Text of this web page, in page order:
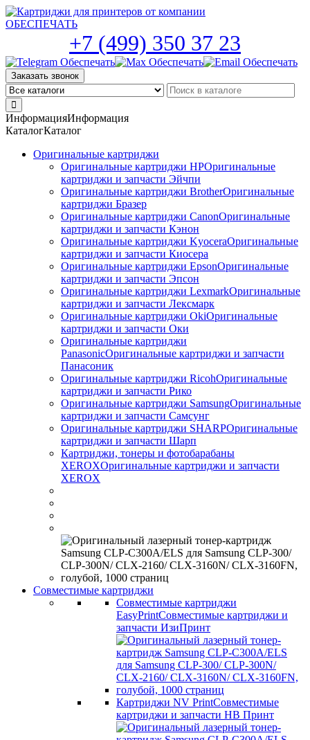
Skip
to
+7 (499) 350 37 23
Заказать звонок
ИнформацияИнформация
КаталогКаталог
Оригинальные картриджи
Оригинальные картриджи HPОригинальные
картриджи и запчасти Эйчпи
Оригинальные картриджи BrotherОригинальные
картриджи Бразер
Оригинальные картриджи CanonОригинальные
картриджи и запчасти Кэнон
Оригинальные картриджи KyoceraОригинальные
картриджи и запчасти Киосера
Оригинальные картриджи EpsonОригинальные
картриджи и запчасти Эпсон
Оригинальные картриджи LexmarkОригинальные
картриджи и запчасти Лексмарк
Оригинальные картриджи ОkiОригинальные
картриджи и запчасти Оки
Оригинальные картриджи
PanasonicОригинальные картриджи и запчасти
Панасоник
Оригинальные картриджи RicohОригинальные
картриджи и запчасти Рико
Оригинальные картриджи SamsungОригинальные
картриджи и запчасти Самсунг
Оригинальные картриджи SHARPОригинальные
картриджи и запчасти Шарп
Картриджи, тонеры и фотобарабаны
XEROXОригинальные картриджи и запчасти
XEROX
Совместимые картриджи
Совместимые картриджи
EasyPrintСовместимые картриджи и
запчасти ИзиПринт
Картриджи NV PrintСовместимые
картриджи и запчасти НВ Принт